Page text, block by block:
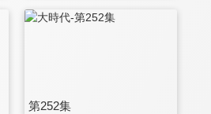
第252集